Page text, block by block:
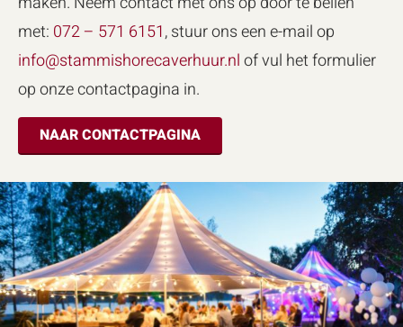
met: 072 – 571 6151, stuur ons een e-mail op
info@stammishorecaverhuur.nlof vul het formulier
op onze contactpagina in.
NAAR CONTACTPAGINA